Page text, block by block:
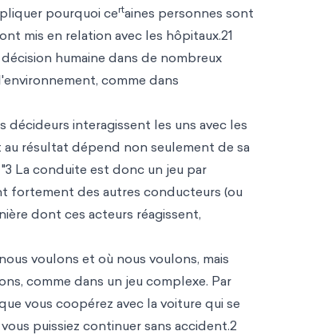
pourquoi certaines personnes sont
mis en relation avec les hôpitaux.21
humaine dans de nombreux
comme dans
décideurs interagissent les uns avec les
résultat dépend non seulement de sa
La conduite est donc un jeu par
fortement des autres conducteurs (ou
dont ces acteurs réagissent,
voulons et où nous voulons, mais
comme dans un jeu complexe. Par
vous coopérez avec la voiture qui se
puissiez continuer sans accident.2